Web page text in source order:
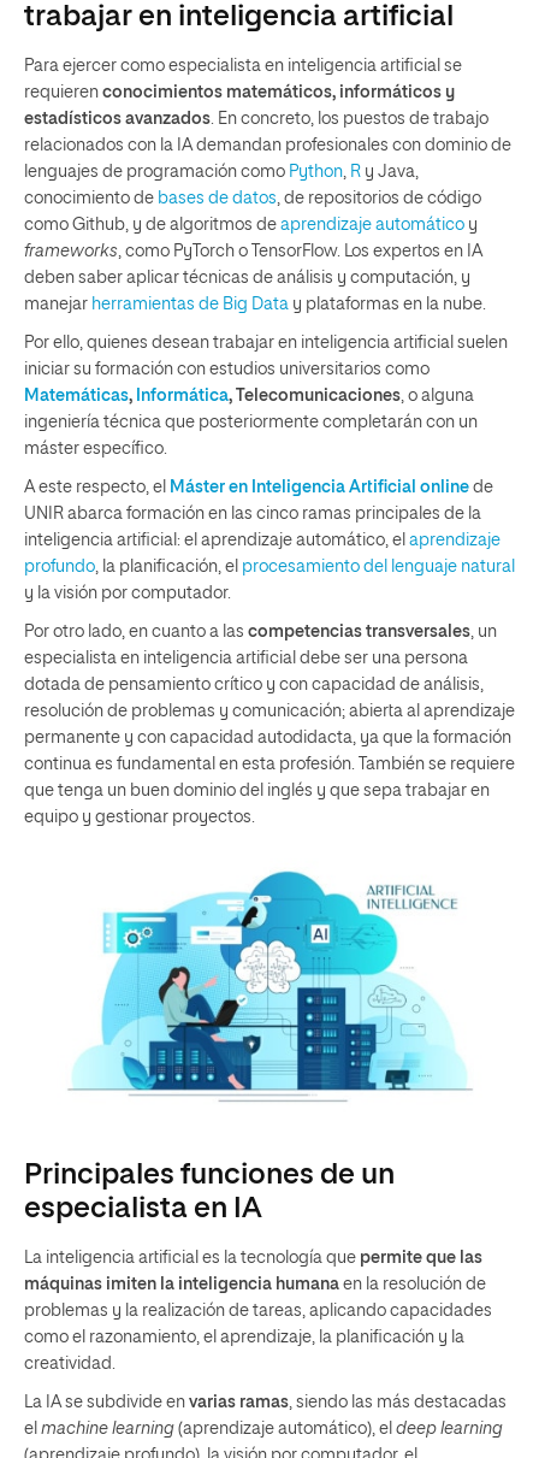
trabajar en inteligencia artificial
Para ejercer como especialista en inteligencia artificial se
requieren conocimientos matemáticos, informáticos y
estadísticos avanzados . En concreto, los puestos de trabajo
relacionados con la IA demandan profesionales con dominio de
lenguajes de programación como Python R y Java,
conocimiento de bases de datos , de repositorios de código
como Github, y de algoritmos de aprendizaje automático y
frameworks , como PyTorch o TensorFlow. Los expertos en IA
deben saber aplicar técnicas de análisis y computación, y
manejar herramientas de Big Data y plataformas en la nube.
Por ello, quienes desean trabajar en inteligencia artificial suelen
iniciar su formación con estudios universitarios como
Matemáticas, Informática, Telecomunicaciones , o alguna
ingeniería técnica que posteriormente completarán con un
máster específico.
A este respecto, el Máster en Inteligencia Artificial online de
UNIR abarca formación en las cinco ramas principales de la
inteligencia artificial: el aprendizaje automático, el aprendizaje
profundo , la planificación, el procesamiento del lenguaje natural
y la visión por computador.
Por otro lado, en cuanto a las competencias transversales , un
especialista en inteligencia artificial debe ser una persona
dotada de pensamiento crítico y con capacidad de análisis,
resolución de problemas y comunicación; abierta al aprendizaje
permanente y con capacidad autodidacta, ya que la formación
continua es fundamental en esta profesión. También se requiere
que tenga un buen dominio del inglés y que sepa trabajar en
equipo y gestionar proyectos.
Principales funciones de un
especialista en IA
La inteligencia artificial es la tecnología que permite que las
máquinas imiten la inteligencia humana en la resolución de
problemas y la realización de tareas, aplicando capacidades
como el razonamiento, el aprendizaje, la planificación y la
creatividad.
La IA se subdivide en varias ramas, siendo las más destacadas
el machine learning (aprendizaje automático), el deep learning